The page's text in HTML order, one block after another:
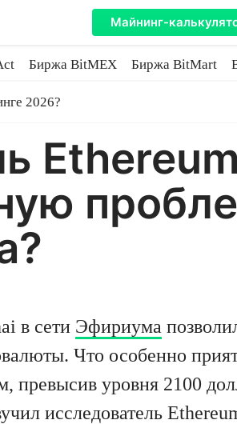
Майнинг-
Биржа BitMEX Биржа BitMart
2026?
в сети Эфириума
Что особенно
превысив уровня 2100
исследователь